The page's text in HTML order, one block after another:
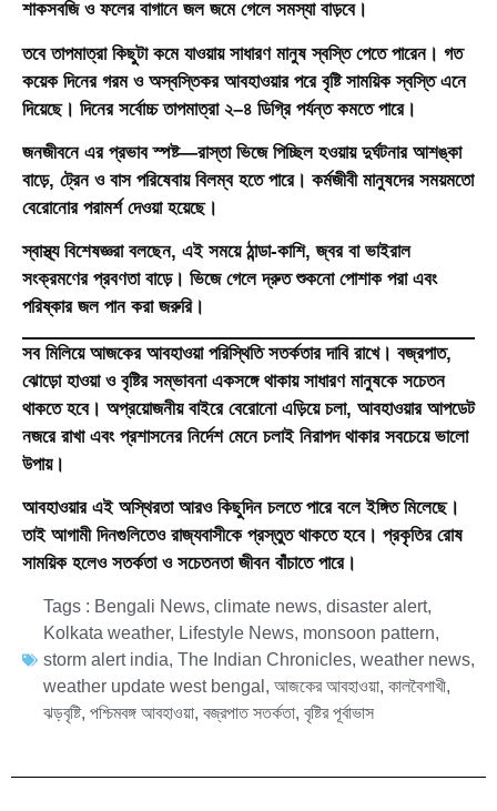
শাকসবজি ও ফলের বাগানে জল জমে গেলে সমস্যা বাড়বে।
তবে তাপমাত্রা কিছুটা কমে যাওয়ায় সাধারণ মানুষ স্বস্তি পেতে পারেন। গত
কয়েক দিনের গরম ও অস্বস্তিকর আবহাওয়ার পরে বৃষ্টি সাময়িক স্বস্তি এনে
দিয়েছে। দিনের সর্বোচ্চ তাপমাত্রা ২–৪ ডিগ্রি পর্যন্ত কমতে পারে।
জনজীবনে এর প্রভাব স্পষ্ট—রাস্তা ভিজে পিচ্ছিল হওয়ায় দুর্ঘটনার আশঙ্কা
বাড়ে, ট্রেন ও বাস পরিষেবায় বিলম্ব হতে পারে। কর্মজীবী মানুষদের সময়মতো
বেরোনোর পরামর্শ দেওয়া হয়েছে।
স্বাস্থ্য বিশেষজ্ঞরা বলছেন, এই সময়ে ঠান্ডা-কাশি, জ্বর বা ভাইরাল
সংক্রমণের প্রবণতা বাড়ে। ভিজে গেলে দ্রুত শুকনো পোশাক পরা এবং
পরিষ্কার জল পান করা জরুরি।
সব মিলিয়ে আজকের আবহাওয়া পরিস্থিতি সতর্কতার দাবি রাখে। বজ্রপাত,
ঝোড়ো হাওয়া ও বৃষ্টির সম্ভাবনা একসঙ্গে থাকায় সাধারণ মানুষকে সচেতন
থাকতে হবে। অপ্রয়োজনীয় বাইরে বেরোনো এড়িয়ে চলা, আবহাওয়ার আপডেট
নজরে রাখা এবং প্রশাসনের নির্দেশ মেনে চলাই নিরাপদ থাকার সবচেয়ে ভালো
উপায়।
আবহাওয়ার এই অস্থিরতা আরও কিছুদিন চলতে পারে বলে ইঙ্গিত মিলেছে।
তাই আগামী দিনগুলিতেও রাজ্যবাসীকে প্রস্তুত থাকতে হবে। প্রকৃতির রোষ
সাময়িক হলেও সতর্কতা ও সচেতনতা জীবন বাঁচাতে পারে।
Tags : Bengali News, climate news, disaster alert,
Kolkata weather, Lifestyle News, monsoon pattern,
storm alert india, The Indian Chronicles, weather news,
weather update west bengal , আজকের আবহাওয়া, কালবৈশাখী,
ঝড়বৃষ্টি, পশ্চিমবঙ্গ আবহাওয়া, বজ্রপাত সতর্কতা, বৃষ্টির পূর্বাভাস